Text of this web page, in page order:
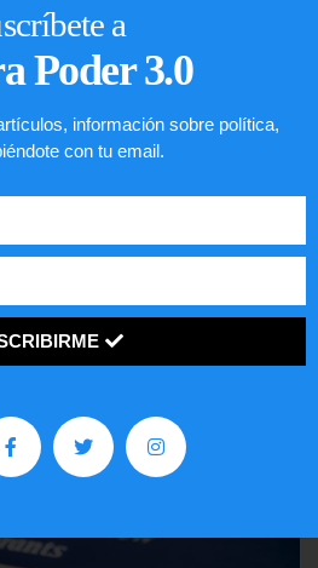
bienvenidos en
a
Poder 3.0
información sobre política,
con tu email.